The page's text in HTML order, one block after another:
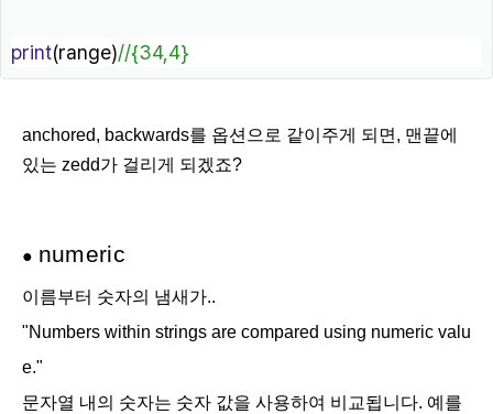
print(range)//{34,4}
anchored, backwards를 옵션으로 같이주게 되면, 맨끝에
있는 zedd가 걸리게 되겠죠?
● numeric
이름부터 숫자의 냄새가..
"Numbers within strings are compared using numeric valu
e."
문자열 내의 숫자는 숫자 값을 사용하여 비교됩니다. 예를